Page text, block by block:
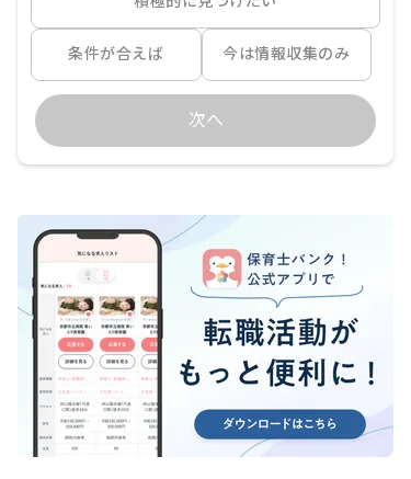
条件が合えば 今は情報収集のみ
次へ